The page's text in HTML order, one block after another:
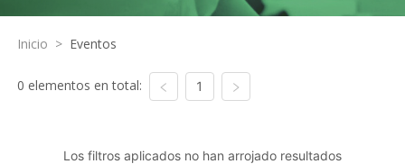
Inicio > Eventos
0 elementos en total: 1
Los filtros aplicados no han arrojado resultados